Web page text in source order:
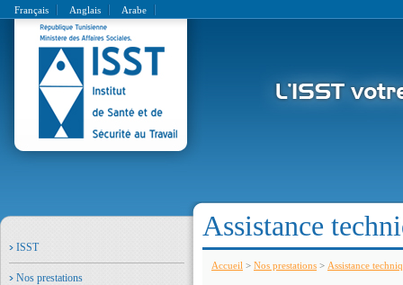
Français Anglais Arabe
ISST
Nos prestations
Assistance
Accueil > Nos prestations > Assistance